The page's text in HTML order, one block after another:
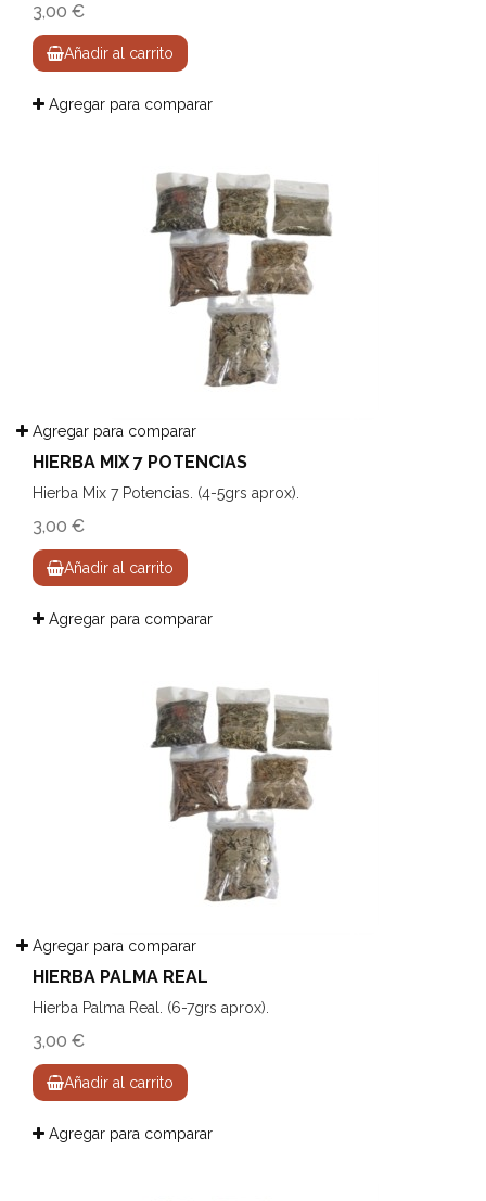
3,00 €
Añadir al carrito
Agregar para comparar
Agregar para comparar
HIERBA MIX 7 POTENCIAS
Hierba Mix 7 Potencias. (4-5grs aprox).
3,00 €
Añadir al carrito
Agregar para comparar
Agregar para comparar
HIERBA PALMA REAL
Hierba Palma Real. (6-7grs aprox).
3,00 €
Añadir al carrito
Agregar para comparar